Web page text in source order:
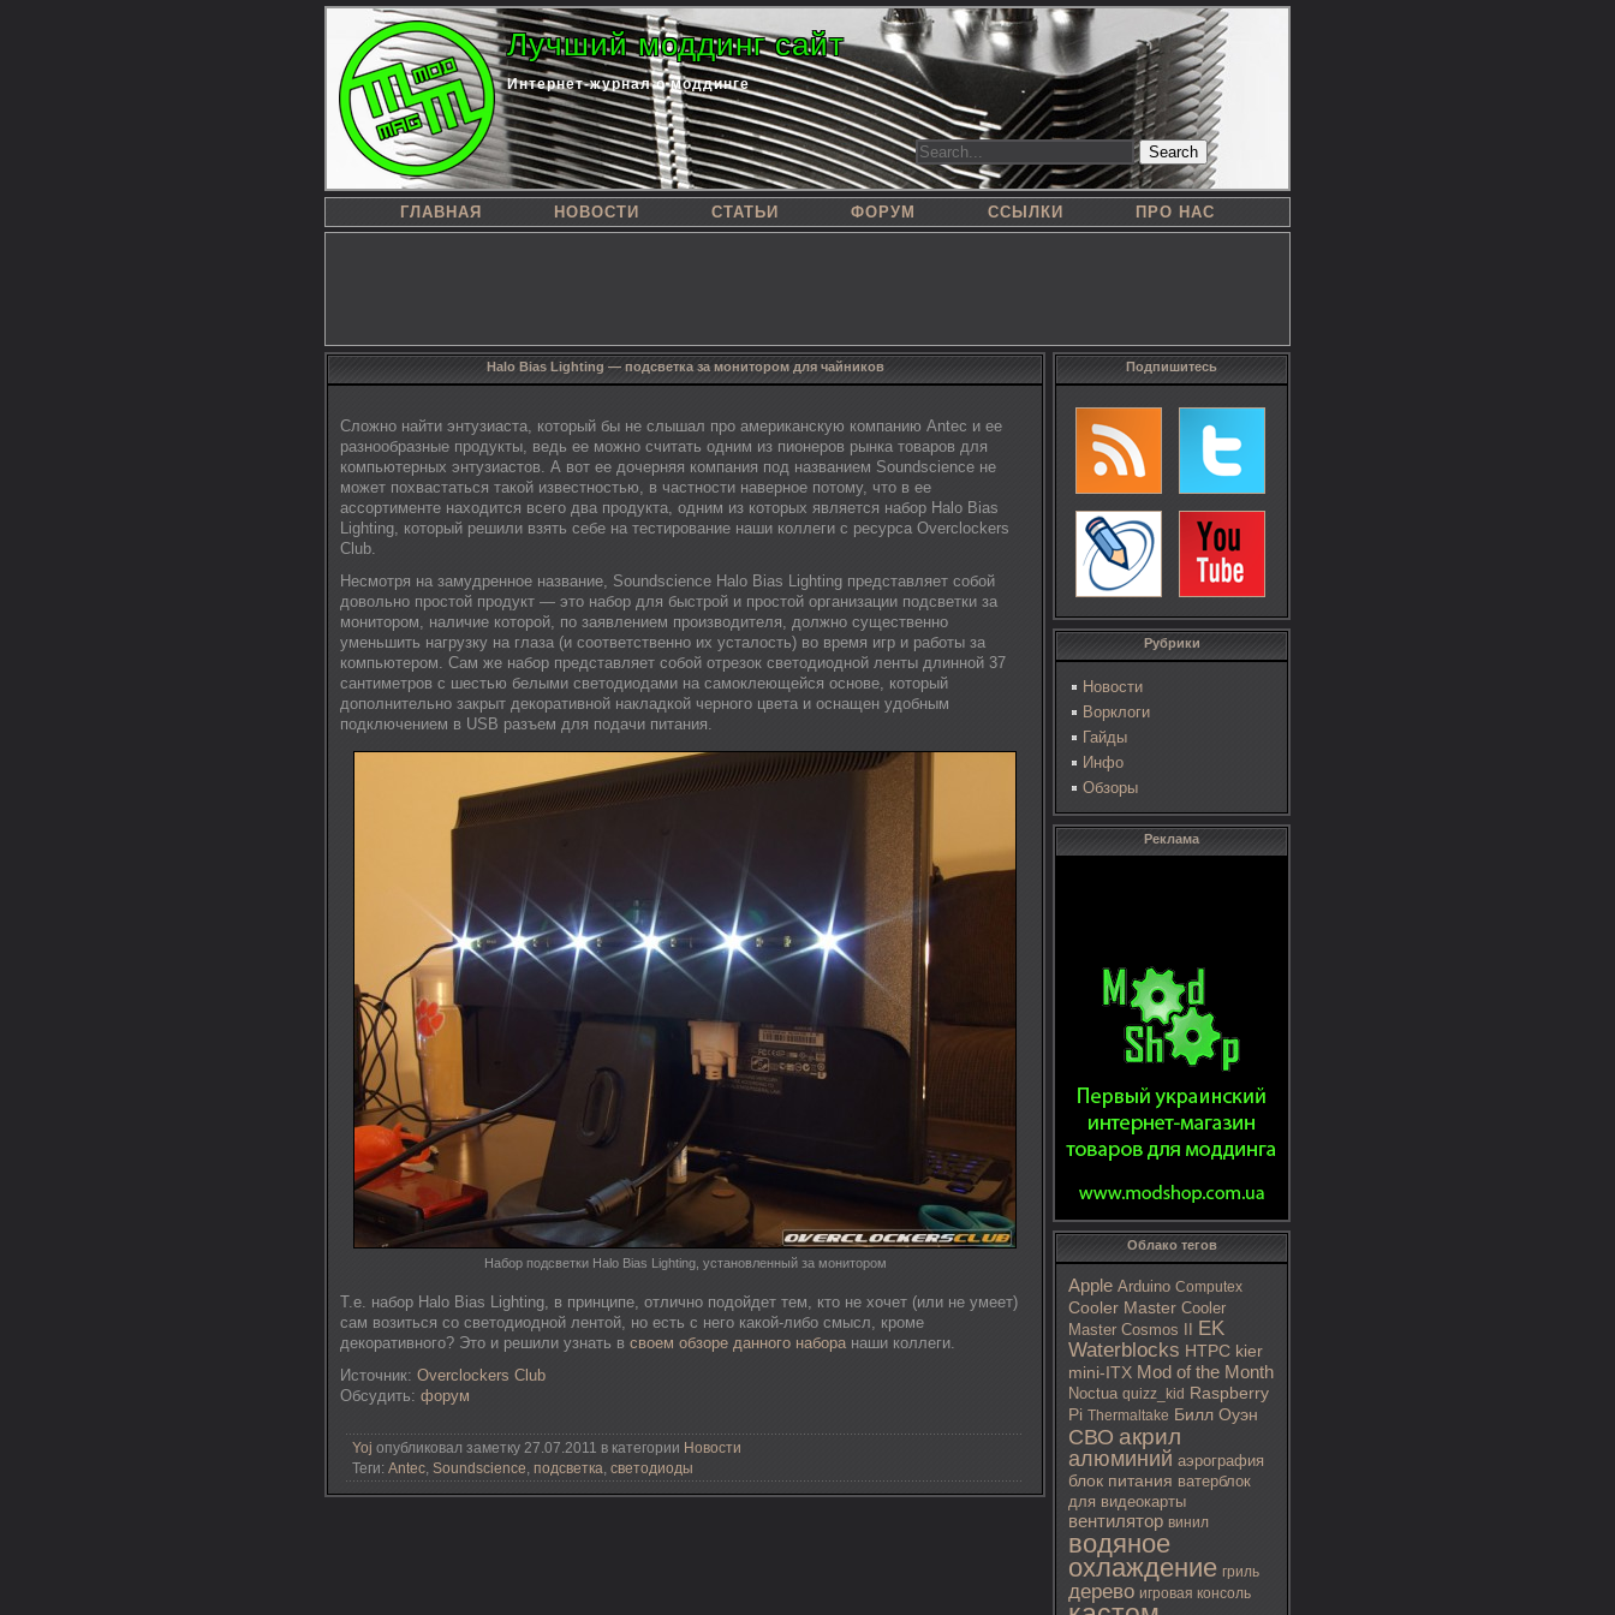
Лучший моддинг сайт
Интернет-журнал о моддинге
Search
ГЛАВНАЯ НОВОСТИ СТАТЬИ ФОРУМ ССЫЛКИ ПРО НАС
Подпишитесь
Рубрики
Новости
Ворклоги
Гайды
Инфо
Обзоры
Реклама
Облако тегов
Apple Arduino Computex
Cooler Master Cooler
Master Cosmos II
EK
Waterblocks HTPC kier
mini-ITX Mod of the Month
Noctua quizz_kid Raspberry
Pi Thermaltake Билл Оуэн
СВО акрил
алюминий аэрография
блок питания ватерблок
для видеокарты
вентилятор винил
водяное
охлаждение гриль
дерево игровая консоль
Halo Bias Lighting — подсветка за монитором для чайников
Сложно найти энтузиаста, который бы не слышал про американскую компанию Antec и ее
разнообразные продукты, ведь ее можно считать одним из пионеров рынка товаров для
компьютерных энтузиастов. А вот ее дочерняя компания под названием Soundscience не
может похвастаться такой известностью, в частности наверное потому, что в ее
ассортименте находится всего два продукта, одним из которых является набор Halo Bias
Lighting, который решили взять себе на тестирование наши коллеги с ресурса Overclockers
Club.
Несмотря на замудренное название, Soundscience Halo Bias Lighting представляет собой
довольно простой продукт — это набор для быстрой и простой организации подсветки за
монитором, наличие которой, по заявлением производителя, должно существенно
уменьшить нагрузку на глаза (и соответственно их усталость) во время игр и работы за
компьютером. Сам же набор представляет собой отрезок светодиодной ленты длинной 37
сантиметров с шестью белыми светодиодами на самоклеющейся основе, который
дополнительно закрыт декоративной накладкой черного цвета и оснащен удобным
подключением в USB разъем для подачи питания.
Набор подсветки Halo Bias Lighting, установленный за монитором
Т.е. набор Halo Bias Lighting, в принципе, отлично подойдет тем, кто не хочет (или не умеет)
сам возиться со светодиодной лентой, но есть с него какой-либо смысл, кроме
декоративного? Это и решили узнать в своем обзоре данного набора наши коллеги.
Источник: Overclockers Club
Обсудить: форум
Yoj опубликовал заметку 27.07.2011 в категории Новости
Теги: Antec, Soundscience, подсветка, светодиоды